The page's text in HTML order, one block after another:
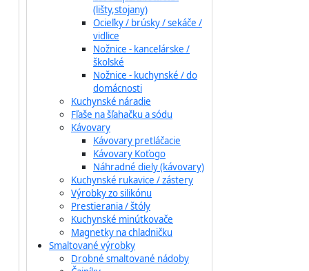
(lišty,stojany)
Ocieľky / brúsky / sekáče /
vidlice
Nožnice - kancelárske /
školské
Nožnice - kuchynské / do
domácnosti
Kuchynské náradie
Fľaše na šľahačku a sódu
Kávovary
Kávovary pretláčacie
Kávovary Koťogo
Náhradné diely (kávovary)
Kuchynské rukavice / zástery
Výrobky zo silikónu
Prestierania / štóly
Kuchynské minútkovače
Magnetky na chladničku
Smaltované výrobky
Drobné smaltované nádoby